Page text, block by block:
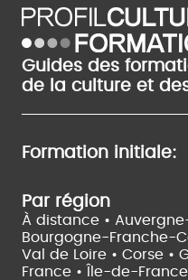
Guides des
de la culture et
Formation initiale:
Par région
À distance •
Bourgogne-Franche-
Val de Loire • Corse •
France •
Île-de-France